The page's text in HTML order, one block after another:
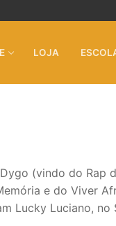
LOJA
(vindo do Rap
e do Viver
Lucky Luciano, no